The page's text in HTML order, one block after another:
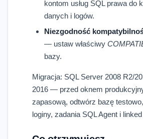
kontom usług SQL prawa do
danych i logów.
Niezgodność
— ustaw właściwy
bazy.
Migracja: SQL Server 2008 R2/
2016 — przed oknem
zapasową, odtwórz bazę
loginy, zadania SQL Agent i